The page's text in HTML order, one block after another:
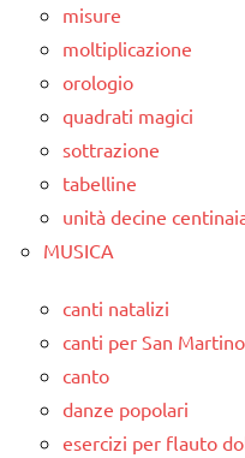
misure
moltiplicazione
orologio
quadrati magici
sottrazione
tabelline
unità decine
MUSICA
canti natalizi
canti per San Martino
canto
danze popolari
esercizi per flauto